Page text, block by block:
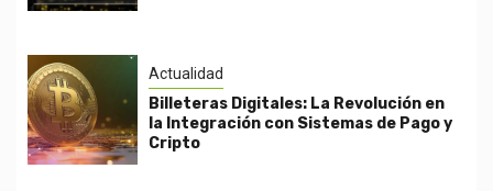
Actualidad
Billeteras Digitales: La Revolución en
la Integración con Sistemas de Pago y
Cripto